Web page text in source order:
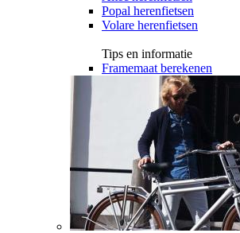
Popal herenfietsen
Volare herenfietsen
Tips en informatie
Framemaat berekenen